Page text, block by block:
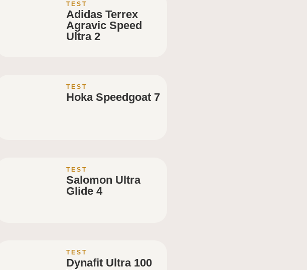
TEST
Adidas Terrex
Agravic Speed
Ultra 2
TEST
Hoka Speedgoat 7
TEST
Salomon Ultra
Glide 4
TEST
Dynafit Ultra 100